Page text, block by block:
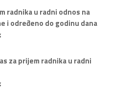
radnika u radni odnos na
i određeno do godinu dana
za prijem radnika u radni